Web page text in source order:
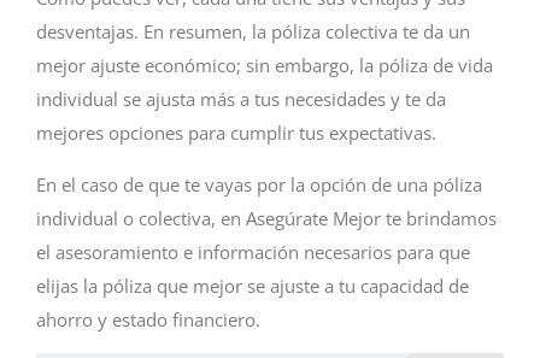
desventajas. En resumen, la póliza colectiva te da un
mejor ajuste económico; sin embargo, la póliza de vida
individual se ajusta más a tus necesidades y te da
mejores opciones para cumplir tus expectativas.
En el caso de que te vayas por la opción de una póliza
individual o colectiva, en Asegúrate Mejor te brindamos
el asesoramiento e información necesarios para que
elijas la póliza que mejor se ajuste a tu capacidad de
ahorro y estado financiero.